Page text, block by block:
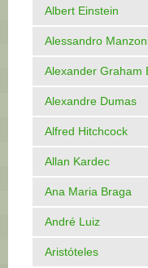
Albert Einstein
Alessandro
Alexander Graham
Alexandre Dumas
Alfred Hitchcock
Allan Kardec
Ana Maria Braga
André Luiz
Aristóteles